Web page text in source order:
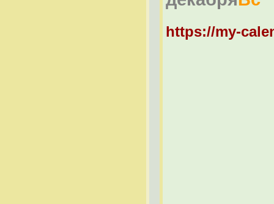
https://my-